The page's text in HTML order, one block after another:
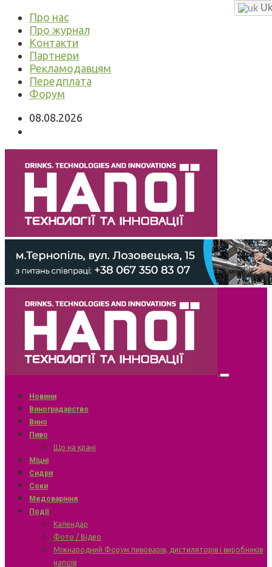
Про нас
Про журнал
Контакти
Партнери
Рекламодавцям
Передплата
Форум
08.08.2026
Новини
Виноградарство
Вино
Пиво
Що на крані
Міцні
Сидри
Соки
Медоваріння
Події
Календар
Фото / Відео
Міжнародний Форум пивоварів, дистиляторів і виробників
напоїв